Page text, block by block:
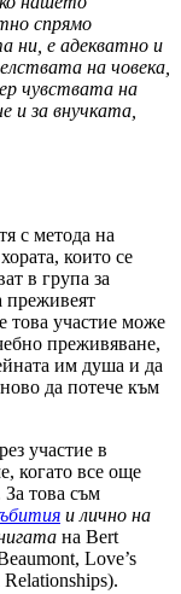
спрямо
ни, е адекватно и
на човека,
чувствата на
и за внучката,
с метода на
които се
в група за
преживеят
това участие може
преживяване,
им душа и да
да потече към
участие в
когато все още
това съм
и лично на
на Bert
Love’s